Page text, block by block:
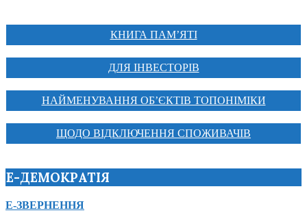
КНИГА ПАМ’ЯТІ
ДЛЯ ІНВЕСТОРІВ
НАЙМЕНУВАННЯ ОБ’ЄКТІВ ТОПОНІМІКИ
ЩОДО ВІДКЛЮЧЕННЯ СПОЖИВАЧІВ
Е-ДЕМОКРАТІЯ
Е-ЗВЕРНЕННЯ